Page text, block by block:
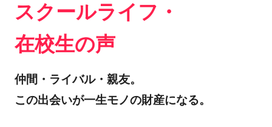
スクールライフ・
在校生の声
仲間・ライバル・親友。
この出会いが一生モノの財産になる。